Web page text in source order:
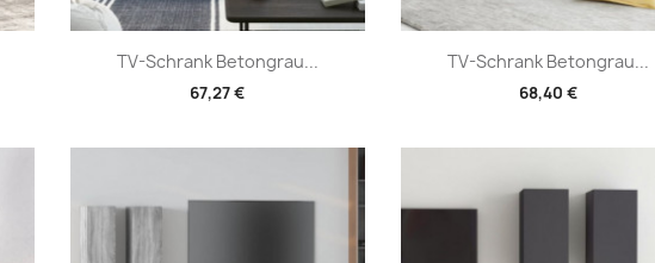
TV-Schrank Betongrau...
67,27 €
Vorschau TV-Schrank Betongrau...
68,40 €
Vorschau